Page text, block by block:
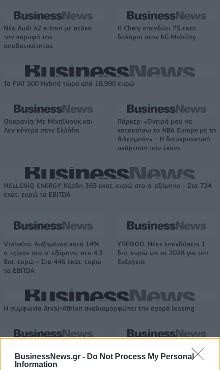
BusinessNews.gr - Do Not Process My Personal
Information
Νέο Audi A2 e-tron με στόχο
την κορυφή της
αποδοτικότητας
Η Chery επενδύει 75 εκατ.
δολάρια στην KG Mobility
Το FIAT 500 Hybrid τώρα από 18.990 ευρώ
Ουκρανία: Με Μίχαϊλιουκ και
Λεν κόντρα στην Ελλάδα
Πάρκερ: «Όνειρό μου να
κατακτήσω το ΝΒΑ Europe με τη
Βιλερμπάν» - Η διευκρινιστική
ανάρτηση που έκανε
HELLENiQ ENERGY: Κέρδη 393 εκατ. ευρώ στο α' εξάμηνο – Στα 734
εκατ. ευρώ τα EBITDA
Viohalco: Αυξημένος κατά 14%
ο τζίρος στο α' εξάμηνο, στα 4,3
δισ. ευρώ – Στα 446 εκατ. ευρώ
τα EBITDA
ΥΠΕΘΟΟ: Νέες επενδύσεις 1
δισ. ευρώ ως το 2028 για την
Ενέργεια
Η συμφωνία Arval-Athlon αναδιαμορφώνει την αγορά leasing
αναδιάρθρωσης
18η συνεχόμενη χρονιά για τον
ΟΤΕ στη διεθνή σειρά δεικτών